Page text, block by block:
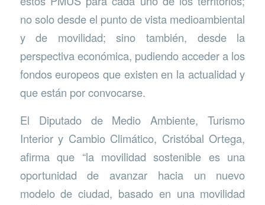
no solo desde el punto de vista medioambiental
y de movilidad; sino también, desde la
perspectiva económica, pudiendo acceder a los
fondos europeos que existen en la actualidad y
que están por convocarse.
El Diputado de Medio Ambiente, Turismo
Interior y Cambio Climático, Cristóbal Ortega,
afirma que “la movilidad sostenible es una
oportunidad de avanzar hacia un nuevo
modelo de ciudad, basado en una movilidad